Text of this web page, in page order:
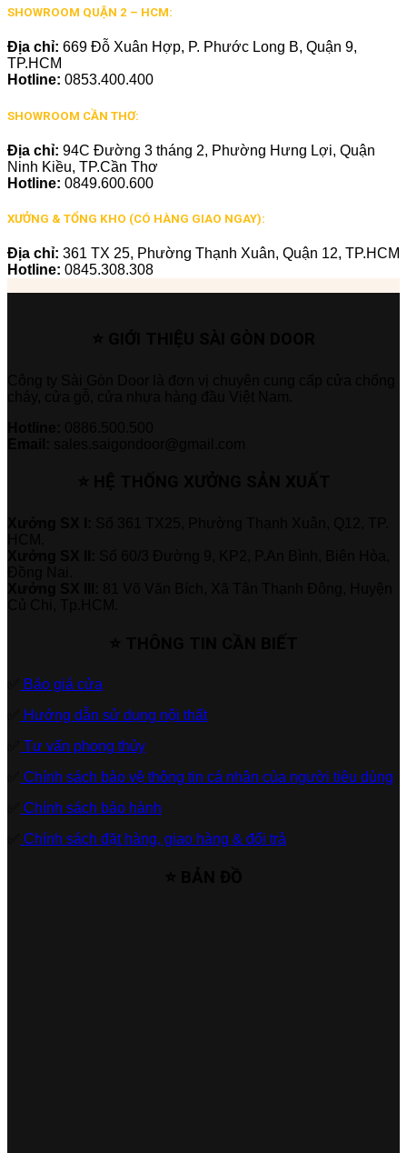
SHOWROOM QUẬN 2 – HCM:
Địa chỉ: 669 Đỗ Xuân Hợp, P. Phước Long B, Quận 9,
TP.HCM
Hotline: 0853.400.400
SHOWROOM CẦN THƠ:
Địa chỉ: 94C Đường 3 tháng 2, Phường Hưng Lợi, Quận
Ninh Kiều, TP.Cần Thơ
Hotline: 0849.600.600
XƯỞNG & TỔNG KHO (CÓ HÀNG GIAO NGAY):
Địa chỉ: 361 TX 25, Phường Thạnh Xuân, Quận 12, TP.HCM
Hotline: 0845.308.308
Báo giá cửa
Hướng dẫn sử dụng nội thất
Tư vấn phong thủy
Chính sách bảo vệ thông tin cá nhân của người tiêu dùng
Chính sách bảo hành
Chính sách đặt hàng, giao hàng & đổi trả